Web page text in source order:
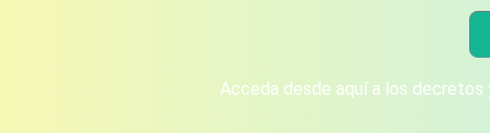
Acceda desde aquí a los